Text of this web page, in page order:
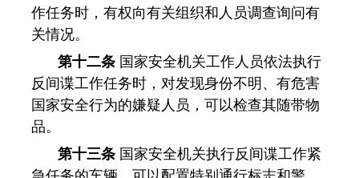
作任务时，有权向有关组织和人员调查询问有
关情况。
第十二条国家安全机关工作人员依法执行
反间谍工作任务时，对发现身份不明、有危害
国家安全行为的嫌疑人员，可以检查其随带物
品。
第十三条国家安全机关执行反间谍工作紧